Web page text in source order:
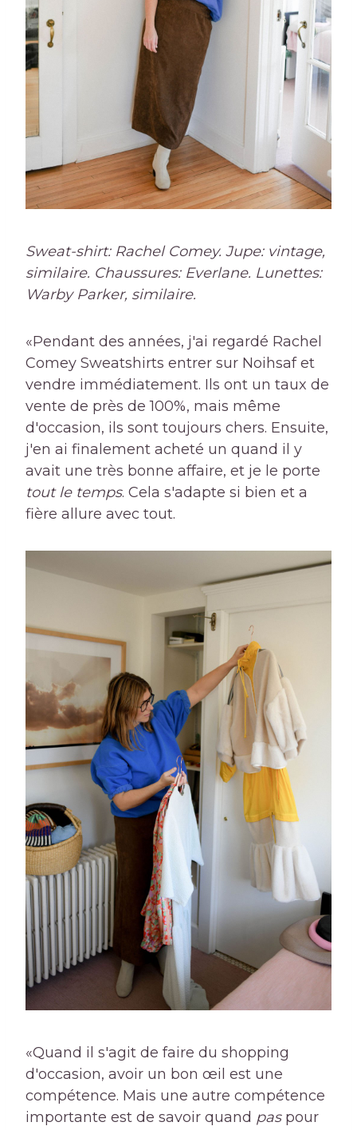
Sweat-shirt: Rachel Comey. Jupe: vintage,
similaire. Chaussures: Everlane. Lunettes:
Warby Parker, similaire.
«Pendant des années, j'ai regardé Rachel
Comey Sweatshirts entrer sur Noihsaf et
vendre immédiatement. Ils ont un taux de
vente de près de 100%, mais même
d'occasion, ils sont toujours chers. Ensuite,
j'en ai finalement acheté un quand il y
avait une très bonne affaire, et je le porte
tout le temps. Cela s'adapte si bien et a
fière allure avec tout.
«Quand il s'agit de faire du shopping
d'occasion, avoir un bon œil est une
compétence. Mais une autre compétence
importante est de savoir quand paspour